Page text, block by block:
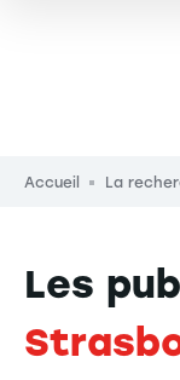
Fil d'Ariane
Accueil La
Les